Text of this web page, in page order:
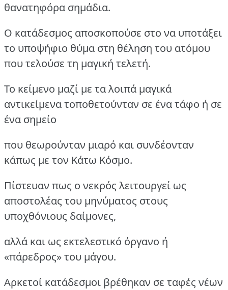
θανατηφόρα σημάδια.
Ο κατάδεσμος αποσκοπούσε στο να υποτάξει
το υποψήφιο θύμα στη θέληση του ατόμου
που τελούσε τη μαγική τελετή.
Το κείμενο μαζί με τα λοιπά μαγικά
αντικείμενα τοποθετούνταν σε ένα τάφο ή σε
ένα σημείο
που θεωρούνταν μιαρό και συνδέονταν
κάπως με τον Κάτω Κόσμο.
Πίστευαν πως ο νεκρός λειτουργεί ως
αποστολέας του μηνύματος στους
υποχθόνιους δαίμονες,
αλλά και ως εκτελεστικό όργανο ή
«πάρεδρος» του μάγου.
Αρκετοί κατάδεσμοι βρέθηκαν σε ταφές νέων